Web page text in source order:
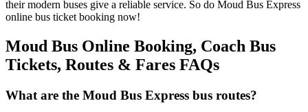
their modern buses give a reliable service. So do Moud Bus Express
online bus ticket booking now!
Moud Bus Online Booking, Coach Bus
Tickets, Routes & Fares FAQs
What are the Moud Bus Express bus routes?